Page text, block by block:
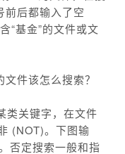
前后都输入了空
“基金”的文件或文
件该怎么搜索？
关键字，在文件
(NOT)。下图输
否定搜索一般和指